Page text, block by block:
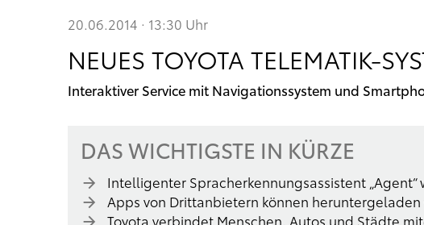
20.06.2014 · 13:30 Uhr
NEUES TOYOTA TELEMATIK-
Interaktiver Service mit Navigationssystem und
DAS WICHTIGSTE IN KÜRZE
Intelligenter Spracherkennungsassistent „Agent“
Apps von Drittanbietern können
Toyota verbindet Menschen, Autos und Städte